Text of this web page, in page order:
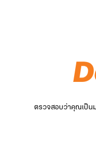
ตรวจสอบว่าคุณเป็น